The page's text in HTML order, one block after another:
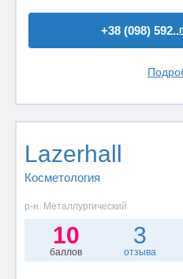
+38 (098) 592..
Lazerhall
Косметология
р-н. Металлургический
10
баллов
3
отзыва